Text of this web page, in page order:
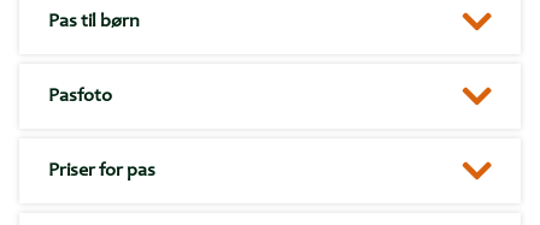
Pas til børn
Pasfoto
Priser for pas